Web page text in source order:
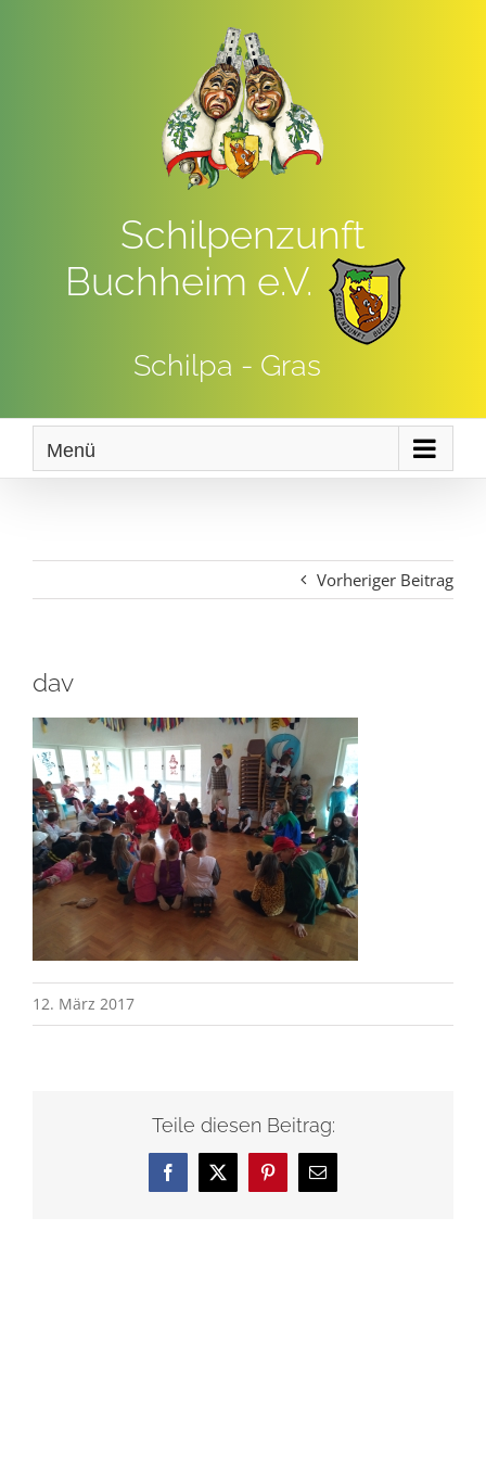
Schilpenzunft
Buchheim e.V.
Schilpa - Gras
Menü
Vorheriger Beitrag
dav
12. März 2017
Teile diesen Beitrag:
Facebook
X Pinterest
E-
Mail